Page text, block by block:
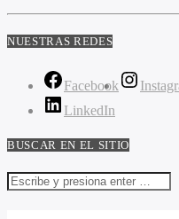
NUESTRAS REDES
Facebook
LinkedIn
BUSCAR EN EL SITIO